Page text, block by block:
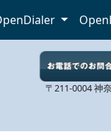
〒211-0004 神